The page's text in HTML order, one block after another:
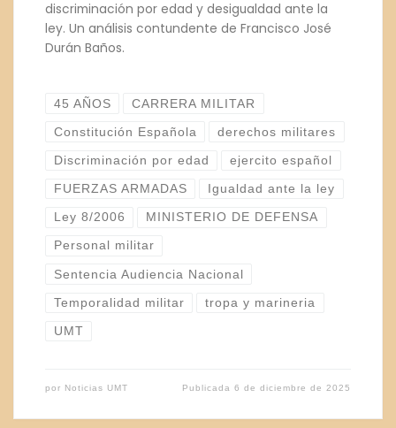
discriminación por edad y desigualdad ante la
ley. Un análisis contundente de Francisco José
Durán Baños.
45 AÑOS CARRERA MILITAR
Constitución Española derechos militares
Discriminación por edad ejercito español
FUERZAS ARMADAS Igualdad ante la ley
Ley 8/2006 MINISTERIO DE DEFENSA
Personal militar
Sentencia Audiencia Nacional
Temporalidad militar tropa y marineria
UMT
por Noticias UMT Publicada6 de diciembre de 2025